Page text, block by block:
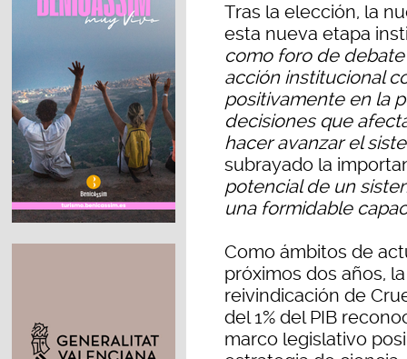
Tras la elección, la
esta nueva etapa
como foro de
acción institucional
positivamente en la
decisiones que
hacer avanzar el
subrayado la
potencial de un
una formidable
Como ámbitos de
próximos dos años,
reivindicación de
del 1% del PIB
marco legislativo